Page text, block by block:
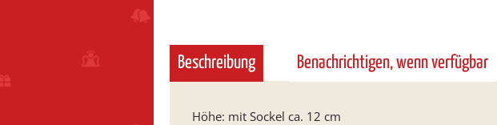
Beschreibung Benachrichtigen, wenn verfügbar
Höhe: mit Sockel ca. 12 cm